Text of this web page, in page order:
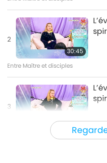
2
30:45
Entre Maître et disciples
3
Entre Maître et disciples